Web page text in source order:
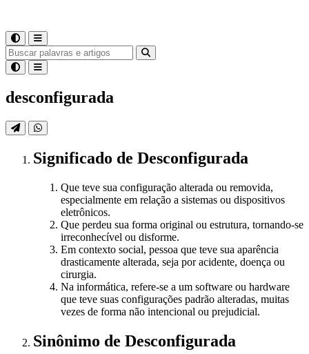
desconfigurada
Significado de Desconfigurada
Que teve sua configuração alterada ou removida,
especialmente em relação a sistemas ou dispositivos
eletrônicos.
Que perdeu sua forma original ou estrutura, tornando-se
irreconhecível ou disforme.
Em contexto social, pessoa que teve sua aparência
drasticamente alterada, seja por acidente, doença ou
cirurgia.
Na informática, refere-se a um software ou hardware
que teve suas configurações padrão alteradas, muitas
vezes de forma não intencional ou prejudicial.
Sinônimo de Desconfigurada